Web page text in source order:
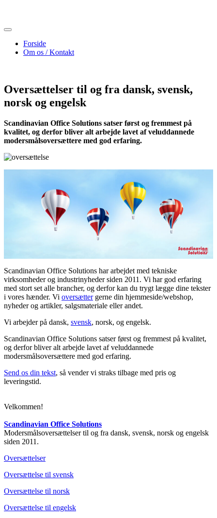
Forside
Om os / Kontakt
Oversættelser til og fra dansk, svensk,
norsk og engelsk
Scandinavian Office Solutions satser først og fremmest på
kvalitet, og derfor bliver alt arbejde lavet af veluddannede
modersmålsoversættere med god erfaring.
Scandinavian Office Solutions har arbejdet med tekniske
virksomheder og industrinyheder siden 2011. Vi har god erfaring
med stort set alle brancher, og derfor kan du trygt lægge dine tekster
i vores hænder. Vi oversættergerne din hjemmeside/webshop,
nyheder og artikler, salgsmateriale eller andet.
Vi arbejder på dansk, svensk, norsk, og engelsk.
Scandinavian Office Solutions satser først og fremmest på kvalitet,
og derfor bliver alt arbejde lavet af veluddannede
modersmålsoversættere med god erfaring.
Send os din tekst, så vender vi straks tilbage med pris og
leveringstid.
Velkommen!
Scandinavian Office Solutions
Modersmålsoversættelser til og fra dansk, svensk, norsk og engelsk
siden 2011.
Oversættelser
Oversættelse til svensk
Oversættelse til norsk
Oversættelse til engelsk